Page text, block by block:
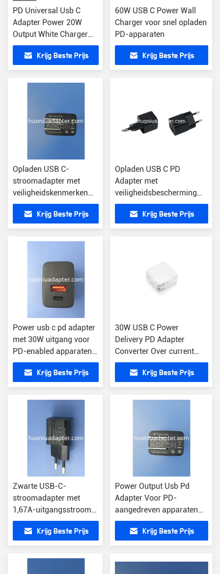
PD Universal Usb C
Adapter Power 20W
Output White Charger
Voor PD-apparaten
Krijg Beste Prijs
60W USB C Power Wall
Charger voor snel opladen
PD-apparaten
Krijg Beste Prijs
Opladen USB C-
stroomadapter met
veiligheidskenmerken
Zwart Kleur 15V
Uitgangsspanning
Krijg Beste Prijs
Opladen USB C PD
Adapter met
veiligheidsbescherming
12V Uitgang1.67 stroom
Krijg Beste Prijs
Power usb c pd adapter
met 30W uitgang voor
PD-enabled apparaten
lichtgewicht en veilig
Krijg Beste Prijs
30W USB C Power
Delivery PD Adapter
Converter Over current
Protection Type C
ConverterKrijg Beste Prijs
Zwarte USB-C-
stroomadapter met
1,67A-uitgangsstroom
CE/FCC/ROHS-
gecertificeerdKrijg Beste Prijs
Power Output Usb Pd
Adapter Voor PD-
aangedreven apparaten
Lichtgewicht 30W Zwart
Adapter Veiligheid
gecertificeerd
Krijg Beste Prijs